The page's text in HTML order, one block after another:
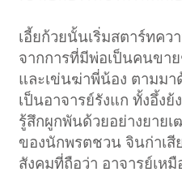
เอี้ยก้วยนั้นเริ่มสตาร์ทคว
จากการที่มีพ่อเป็นคนขา
และเข่นฆ่าพี่น้อง ตามมา
เป็นอาจารย์รังแก ทั้งอึ้งย้
รู้สึกผูกพันด้วยอย่างยาย
ของนักพรตชวน จินก่าเสี
สังคมที่ถือว่า อาจารย์เห